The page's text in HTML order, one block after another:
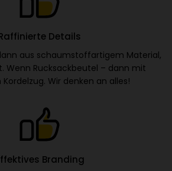
Details
aus schaumstoffartigem Material,
Wenn Rucksackbeutel – dann mit
Wir denken an alles!
Branding